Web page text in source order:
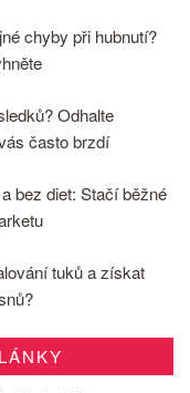
chyby při hubnutí?
Odhalte
často brzdí
bez diet: Stačí běžné
tuků a získat